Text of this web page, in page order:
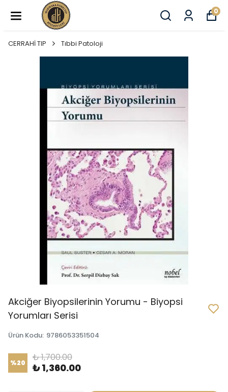
0
CERRAHİ TIP Tıbbi Patoloji
Akciğer Biyopsilerinin Yorumu - Biyopsi
Yorumları Serisi
Ürün Kodu: 9786053351504
%20 ₺ 1,700.00
₺ 1,360.00